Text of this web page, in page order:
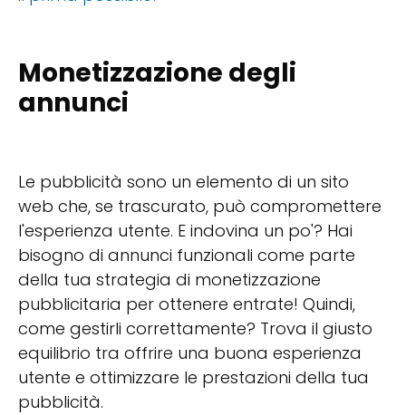
Monetizzazione degli
annunci
Le pubblicità sono un elemento di un sito
web che, se trascurato, può compromettere
l'esperienza utente. E indovina un po'? Hai
bisogno di annunci funzionali come parte
della tua strategia di monetizzazione
pubblicitaria per ottenere entrate! Quindi,
come gestirli correttamente? Trova il giusto
equilibrio tra offrire una buona esperienza
utente e ottimizzare le prestazioni della tua
pubblicità.